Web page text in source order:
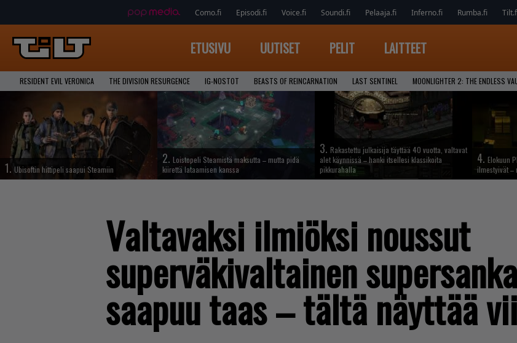
Como.fi Episodi.fi Voice.fi Soundi.fi Pelaaja.fi Inferno.fi Rumba.fi
ETUSIVU UUTISET PELIT LAITTEET
RESIDENT EVIL VERONICA THE DIVISION RESURGENCE IG-NOSTOT BEASTS OF REINCARNATION LAST SENTINEL MOONLIGHTER 2: THE ENDLESS
1. Ubisoftin hittipeli saapui Steamiin
2. Loistopeli Steamistä maksutta – mutta pidä
kiirettä lataamisen kanssa
3. Rakastettu julkaisija täyttää 40 vuotta, valtavat
alet käynnissä – hanki itsellesi klassikoita
pikkurahalla
4. Elokuun
ilmestyivät –
Valtavaksi ilmiöksi noussut
superväkivaltainen
saapuu taas – tältä näyttää